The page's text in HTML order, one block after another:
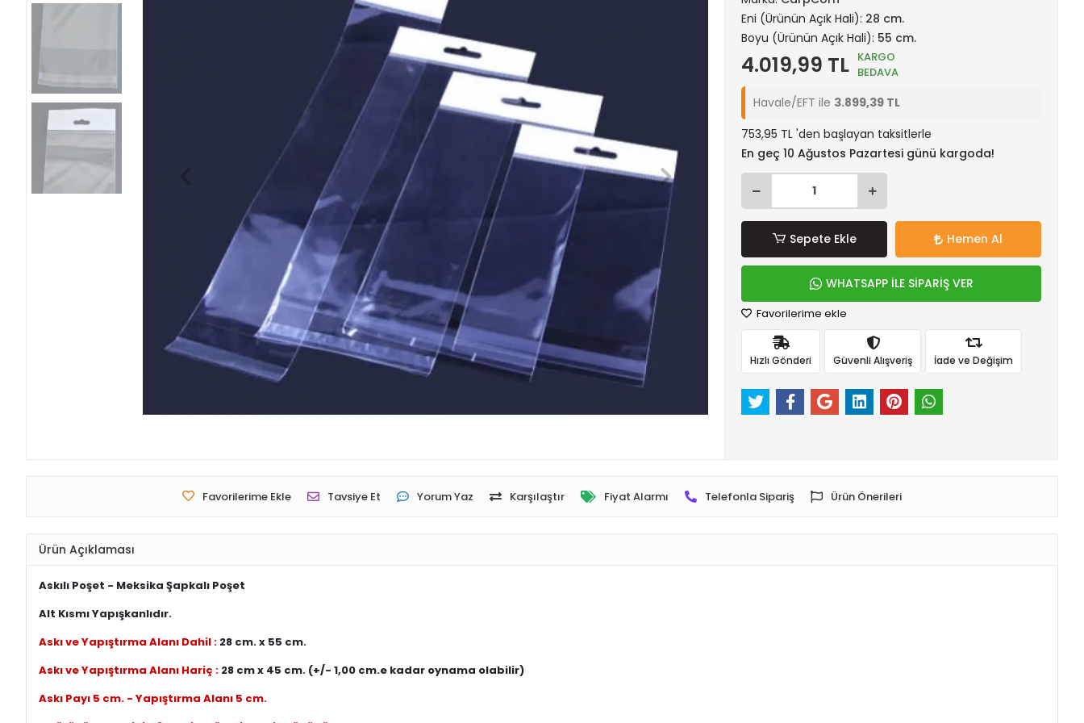
Eni (Ürünün Açık Hali): 28 cm.
Boyu (Ürünün Açık Hali): 55 cm.
4.019,99 TL KARGO
BEDAVA
Havale/EFT ile 3.899,39 TL
753,95 TL 'den başlayan taksitlerle
En geç 10 Ağustos Pazartesi günü kargoda!
Sepete Ekle Hemen Al
WHATSAPP İLE SİPARİŞ VER
Favorilerime ekle
Hızlı Gönderi Güvenli Alışveriş İade ve Değişim
Favorilerime Ekle Tavsiye Et Yorum Yaz Karşılaştır Fiyat Alarmı Telefonla Sipariş Ürün Önerileri
Ürün Açıklaması
Askılı Poşet - Meksika Şapkalı Poşet
Alt Kısmı Yapışkanlıdır.
Askı ve Yapıştırma Alanı Dahil : 28 cm. x 55 cm.
Askı ve Yapıştırma Alanı Hariç : 28 cm x 45 cm. (+/- 1,00 cm.e kadar oynama olabilir)
Askı Payı 5 cm. - Yapıştırma Alanı 5 cm.